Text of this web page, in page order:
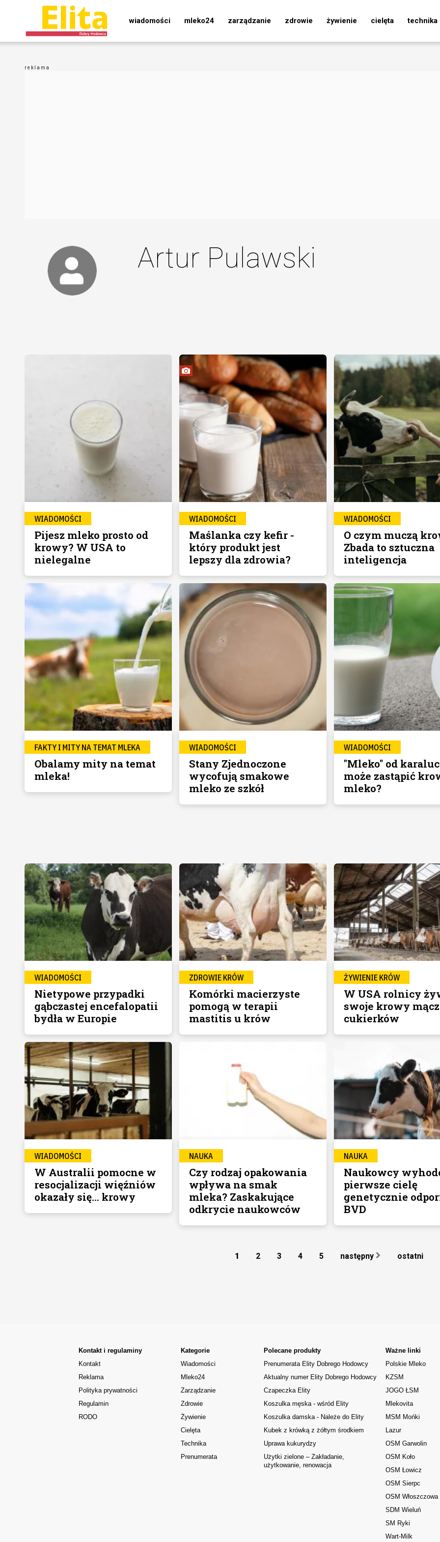
wiadomości mleko24 zarządzanie zdrowie żywienie cielęta technika
Artur Pulawski
WIADOMOŚCI
Pijesz mleko prosto od
krowy? W USA to
nielegalne
WIADOMOŚCI
Maślanka czy kefir -
który produkt jest
lepszy dla zdrowia?
WIADOMOŚCI
O czym muczą
Zbada to sztuczna
inteligencja
FAKTY I MITY NA TEMAT MLEKA
Obalamy mity na temat
mleka!
WIADOMOŚCI
Stany Zjednoczone
wycofują smakowe
mleko ze szkół
WIADOMOŚCI
"Mleko" od
może zastąpić
mleko?
WIADOMOŚCI
Nietypowe przypadki
gąbczastej encefalopatii
bydła w Europie
ZDROWIE KRÓW
Komórki macierzyste
pomogą w terapii
mastitis u krów
ŻYWIENIE KRÓW
W USA rolnicy
swoje krowy
cukierków
WIADOMOŚCI
W Australii pomocne w
resocjalizacji więźniów
okazały się... krowy
NAUKA
Czy rodzaj opakowania
wpływa na smak
mleka? Zaskakujące
odkrycie naukowców
NAUKA
Naukowcy
pierwsze cielę
genetycznie
BVD
1 2 3 4 5 następny ostatni
Kontakt i regulaminy
Kontakt
Reklama
Polityka prywatności
Regulamin
RODO
Kategorie
Wiadomości
Mleko24
Zarządzanie
Zdrowie
Żywienie
Cielęta
Technika
Prenumerata
Polecane produkty
Prenumerata Elity Dobrego Hodowcy
Aktualny numer Elity Dobrego Hodowcy
Czapeczka Elity
Koszulka męska - wśród Elity
Koszulka damska - Należe do Elity
Kubek z krówką z żółtym środkiem
Uprawa kukurydzy
Użytki zielone – Zakładanie,
użytkowanie, renowacja
Ważne linki
Polskie Mleko
KZSM
JOGO ŁSM
Mlekovita
MSM Mońki
Lazur
OSM Garwolin
OSM Koło
OSM Łowicz
OSM Sierpc
OSM Włoszczowa
SDM Wieluń
SM Ryki
Wart-Milk